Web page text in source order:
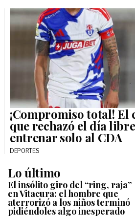
¡Compromiso total! El
que rechazó el día
entrenar solo al CDA
DEPORTES
Lo último
El insólito giro del “ring, raja”
en Vitacura: el hombre que
aterrorizó a los niños terminó
pidiéndoles algo inesperado